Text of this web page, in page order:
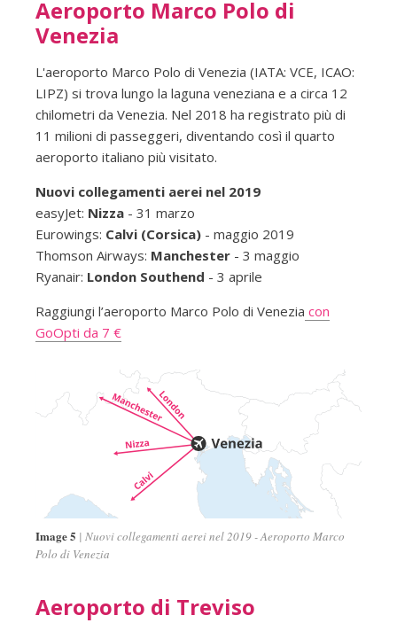
Aeroporto Marco Polo di
Venezia
L'aeroporto Marco Polo di Venezia (IATA: VCE, ICAO:
LIPZ) si trova lungo la laguna veneziana e a circa 12
chilometri da Venezia. Nel 2018 ha registrato più di
11 milioni di passeggeri, diventando così il quarto
aeroporto italiano più visitato.
Nuovi collegamenti aerei nel 2019
easyJet: Nizza- 31 marzo
Eurowings: Calvi (Corsica)- maggio 2019
Thomson Airways: Manchester- 3 maggio
Ryanair: London Southend - 3 aprile
Raggiungi l’aeroporto Marco Polo di Venezia con
GoOpti da 7 €
Image 5
Nuovi collegamenti aerei nel 2019 - Aeroporto Marco
Polo di Venezia
Aeroporto di Treviso